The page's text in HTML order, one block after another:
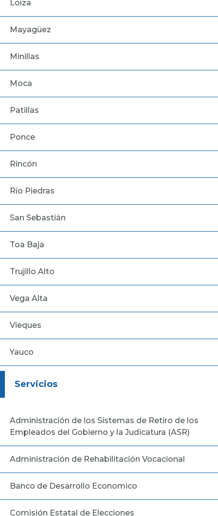
Loíza
Mayagüez
Minillas
Moca
Patillas
Ponce
Rincón
Río Piedras
San Sebastián
Toa Baja
Trujillo Alto
Vega Alta
Vieques
Yauco
Servicios
Administración de los Sistemas de Retiro de los
Empleados del Gobierno y la Judicatura (ASR)
Administración de Rehabilitación Vocacional
Banco de Desarrollo Economico
Comisión Estatal de Elecciones